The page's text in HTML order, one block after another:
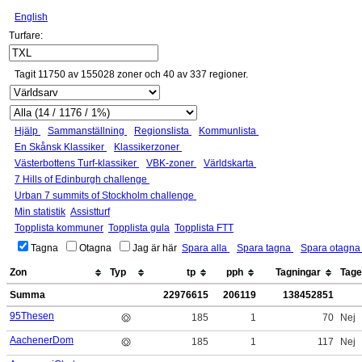
English
Turfare:
Tagit 11750 av 155028 zoner och 40 av 337 regioner.
Hjälp Sammanställning Regionslista
Kommunlista
En Skånsk Klassiker
Klassikerzoner
Västerbottens Turf-klassiker
VBK-zoner
Världskarta
7 Hills of Edinburgh challenge
Urban 7 summits of Stockholm challenge
Min statistik Assistturf
Topplista kommuner Topplista gula Topplista FTT
Tagna
Otagna Jag är här Spara alla Spara tagna Spara otagna
Zon Typ tp pph Tagningar
Summa
22976615 206119
138452851
95Thesen
185 1 70
Nej
AachenerDom
185 1 117
Nej